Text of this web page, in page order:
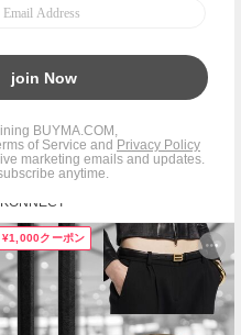
¥44,309
関税負担なし 返品補償
BALENCIAGA
PERSONAL SHOPPER
KONNECT
¥1,000クーポン